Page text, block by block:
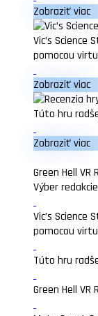
Zobraziť viac
Vic’s Science
pomocou
Zobraziť viac
Túto hru
Zobraziť viac
Green Hell VR
Výber redakcie
Vic’s Science
pomocou
Túto hru
Green Hell VR